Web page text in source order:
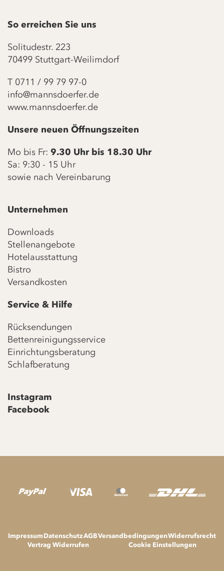
So erreichen Sie uns
Solitudestr. 223
70499 Stuttgart-Weilimdorf
T 0711 / 99 79 97-0
info@mannsdoerfer.de
www.mannsdoerfer.de
Unsere neuen Öffnungszeiten
Mo bis Fr: 9.30 Uhr bis 18.30 Uhr
Sa: 9:30 - 15 Uhr
sowie nach Vereinbarung
Unternehmen
Downloads
Stellenangebote
Hotelausstattung
Bistro
Versandkosten
Service & Hilfe
Rücksendungen
Bettenreinigungsservice
Einrichtungsberatung
Schlafberatung
Instagram
Facebook
ImpressumDatenschutzAGBVersandbedingungenWiderrufsrecht
Vertrag Widerrufen
Cookie Einstellungen